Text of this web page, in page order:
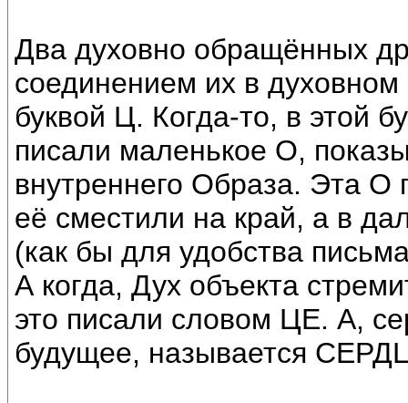
Два духовно обращённых
соединением их в
буквой Ц. Когда-то, в этой
писали маленькое О,
внутреннего Образа. Эта О
её сместили на край, а в
(как бы для удобства
А когда, Дух объекта
это писали словом ЦЕ. А,
будущее, называется